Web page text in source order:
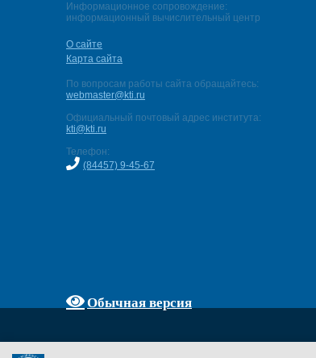
Информационное сопровождение:
информационный вычислительный центр
О сайте
Карта сайта
По вопросам работы сайта обращайтесь:
webmaster@kti.ru
Официальный почтовый адрес института:
kti@kti.ru
Телефон:
(84457) 9-45-67
Обычная версия